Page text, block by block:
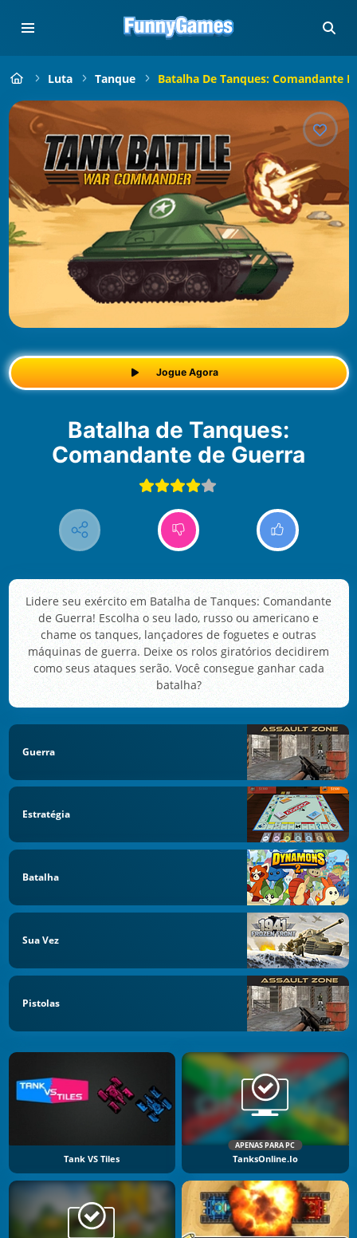
Luta Tanque Batalha De Tanques: Comandante
Jogue Agora
Batalha de Tanques:
Comandante de Guerra
Lidere seu exército em Batalha de Tanques: Comandante
de Guerra! Escolha o seu lado, russo ou americano e
chame os tanques, lançadores de foguetes e outras
máquinas de guerra. Deixe os rolos giratórios decidirem
como seus ataques serão. Você consegue ganhar cada
batalha?
Guerra
Estratégia
Batalha
Sua Vez
Pistolas
Tank VS Tiles
APENAS PARA PC
TanksOnline.io